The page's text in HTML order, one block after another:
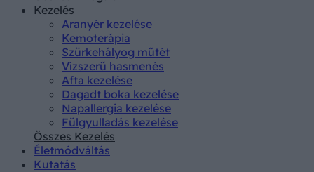
Kezelés
Aranyér kezelése
Kemoterápia
Szürkehályog műtét
Vízszerű hasmenés
Afta kezelése
Dagadt boka kezelése
Napallergia kezelése
Fülgyulladás kezelése
Összes Kezelés
Életmódváltás
Kutatás